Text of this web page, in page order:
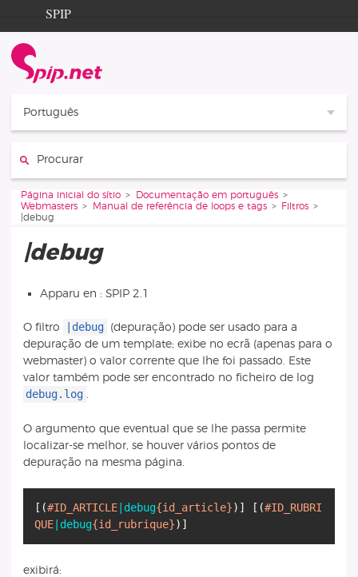
Aller au contenu
Aller à la navigation
SPIP
Documentation
Contribution
Português
Vous êtes ici :
Página inicial do sítio
Documentação em português
Webmasters
Manual de referência de loops e tags
Filtros
|debug
|debug
Apparu en : SPIP 2.1
O filtro |debug (depuração) pode ser usado para a
depuração de um template; exibe no ecrã (apenas para o
webmaster) o valor corrente que lhe foi passado. Este
valor também pode ser encontrado no ficheiro de log
debug.log .
O argumento que eventual que se lhe passa permite
localizar-se melhor, se houver vários pontos de
depuração na mesma página.
[ (#ID_ARTICLE |debug{id_article}) ] [ (#ID_RUBRI
QUE |debug{id_rubrique}) ]
exibirá: